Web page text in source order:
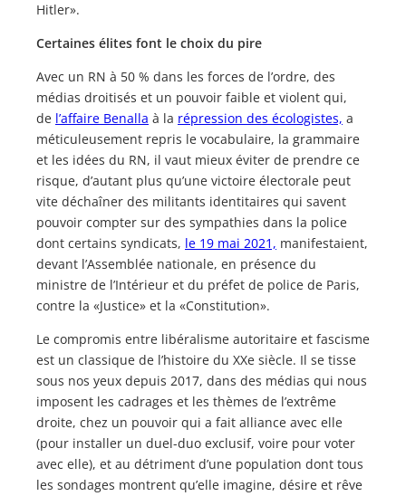
Hitler».
Certaines élites font le choix du pire
Avec un RN à 50 % dans les forces de l’ordre, des
médias droitisés et un pouvoir faible et violent qui,
de l’affaire Benalla à la répression des écologistes, a
méticuleusement repris le vocabulaire, la grammaire
et les idées du RN, il vaut mieux éviter de prendre ce
risque, d’autant plus qu’une victoire électorale peut
vite déchaîner des militants identitaires qui savent
pouvoir compter sur des sympathies dans la police
dont certains syndicats, le 19 mai 2021, manifestaient,
devant l’Assemblée nationale, en présence du
ministre de l’Intérieur et du préfet de police de Paris,
contre la «Justice» et la «Constitution».
Le compromis entre libéralisme autoritaire et fascisme
est un classique de l’histoire du XXe siècle. Il se tisse
sous nos yeux depuis 2017, dans des médias qui nous
imposent les cadrages et les thèmes de l’extrême
droite, chez un pouvoir qui a fait alliance avec elle
(pour installer un duel-duo exclusif, voire pour voter
avec elle), et au détriment d’une population dont tous
les sondages montrent qu’elle imagine, désire et rêve